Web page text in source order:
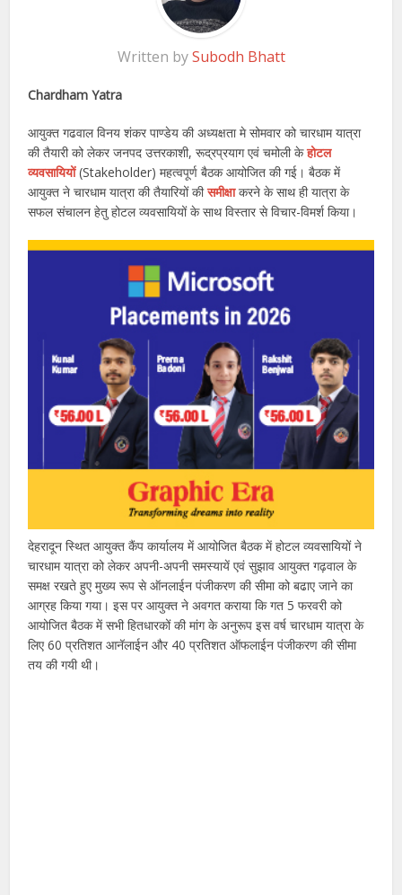
Written bySubodh Bhatt
Chardham Yatra
आयुक्त गढवाल विनय शंकर पाण्डेय की अध्यक्षता मे सोमवार को चारधाम यात्रा
की तैयारी को लेकर जनपद उत्तरकाशी, रूद्रप्रयाग एवं चमोली केहोटल
व्यवसायियों(Stakeholder) महत्वपूर्ण बैठक आयोजित की गई। बैठक में
आयुक्त ने चारधाम यात्रा की तैयारियों कीसमीक्षाकरने के साथ ही यात्रा के
सफल संचालन हेतु होटल व्यवसायियों के साथ विस्तार से विचार-विमर्श किया।
देहरादून स्थित आयुक्त कैंप कार्यालय में आयोजित बैठक में होटल व्यवसायियों ने
चारधाम यात्रा को लेकर अपनी-अपनी समस्यायें एवं सुझाव आयुक्त गढ़वाल के
समक्ष रखते हुए मुख्य रूप से ऑनलाईन पंजीकरण की सीमा को बढाए जाने का
आग्रह किया गया। इस पर आयुक्त ने अवगत कराया कि गत 5 फरवरी को
आयोजित बैठक में सभी हितधारकों की मांग के अनुरूप इस वर्ष चारधाम यात्रा के
लिए 60 प्रतिशत आनॅलाईन और 40 प्रतिशत ऑफलाईन पंजीकरण की सीमा
तय की गयी थी।